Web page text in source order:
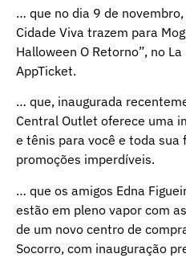
… que no dia 9 de
Cidade Viva trazem para
Halloween O Retorno”, no
AppTicket.
… que, inaugurada
Central Outlet oferece uma
e tênis para você e toda sua
promoções imperdíveis.
… que os amigos Edna
estão em pleno vapor com
de um novo centro de
Socorro, com inauguração